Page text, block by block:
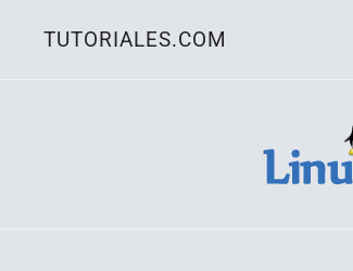
TUTORIALES.COM